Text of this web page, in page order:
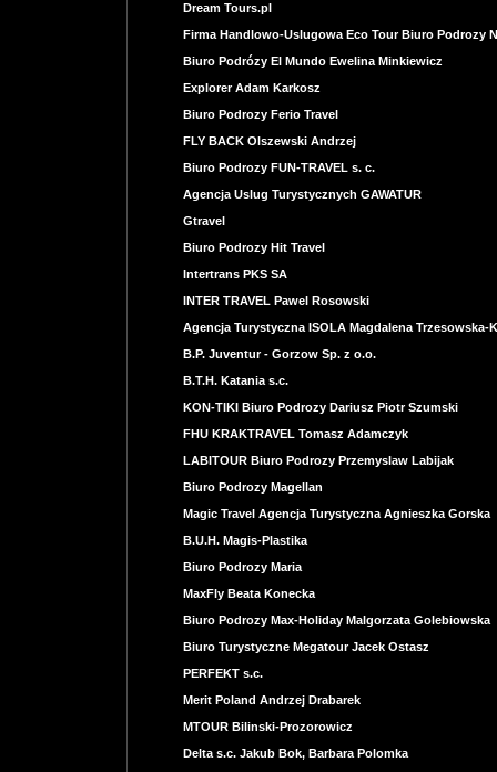
Dream Tours.pl
Firma Handlowo-Uslugowa Eco Tour Biuro Podrozy
Biuro Podrózy El Mundo Ewelina Minkiewicz
Explorer Adam Karkosz
Biuro Podrozy Ferio Travel
FLY BACK Olszewski Andrzej
Biuro Podrozy FUN-TRAVEL s. c.
Agencja Uslug Turystycznych GAWATUR
Gtravel
Biuro Podrozy Hit Travel
Intertrans PKS SA
INTER TRAVEL Pawel Rosowski
Agencja Turystyczna ISOLA Magdalena Trzesowska-
B.P. Juventur - Gorzow Sp. z o.o.
B.T.H. Katania s.c.
KON-TIKI Biuro Podrozy Dariusz Piotr Szumski
FHU KRAKTRAVEL Tomasz Adamczyk
LABITOUR Biuro Podrozy Przemyslaw Labijak
Biuro Podrozy Magellan
Magic Travel Agencja Turystyczna Agnieszka Gorska
B.U.H. Magis-Plastika
Biuro Podrozy Maria
MaxFly Beata Konecka
Biuro Podrozy Max-Holiday Malgorzata Golebiowska
Biuro Turystyczne Megatour Jacek Ostasz
PERFEKT s.c.
Merit Poland Andrzej Drabarek
MTOUR Bilinski-Prozorowicz
Delta s.c. Jakub Bok, Barbara Polomka